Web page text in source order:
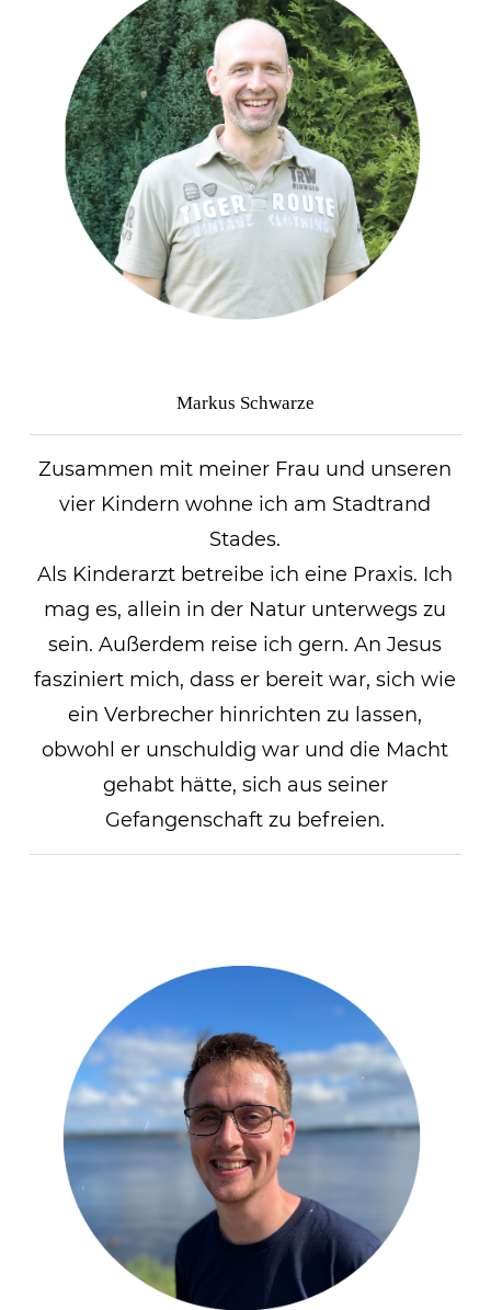
Markus Schwarze
Zusammen mit meiner Frau und unseren
vier Kindern wohne ich am Stadtrand
Stades.
Als Kinderarzt betreibe ich eine Praxis. Ich
mag es, allein in der Natur unterwegs zu
sein. Außerdem reise ich gern. An Jesus
fasziniert mich, dass er bereit war, sich wie
ein Verbrecher hinrichten zu lassen,
obwohl er unschuldig war und die Macht
gehabt hätte, sich aus seiner
Gefangenschaft zu befreien.